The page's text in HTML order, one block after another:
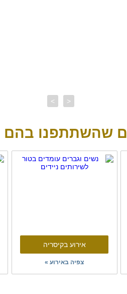
<
>
שהשתתפנו בהם
אירוע בקיסריה
צפיה באירוע »